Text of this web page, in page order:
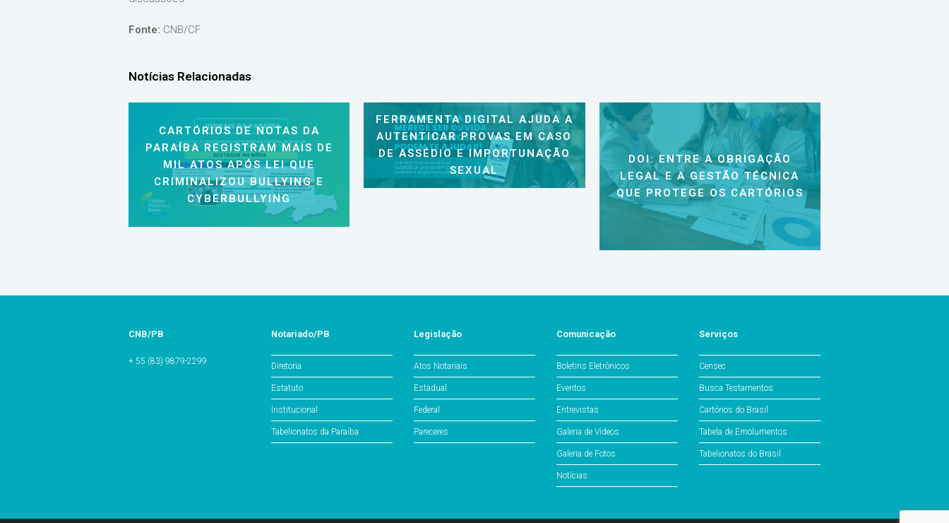
Fonte: CNB/CF
Notícias Relacionadas
CARTÓRIOS DE NOTAS DA
PARAÍBA REGISTRAM MAIS DE
MIL ATOS APÓS LEI QUE
CRIMINALIZOU BULLYING E
CYBERBULLYING
FERRAMENTA DIGITAL AJUDA A
AUTENTICAR PROVAS EM CASO
DE ASSÉDIO E IMPORTUNAÇÃO
SEXUAL
DOI: ENTRE A OBRIGAÇÃO
LEGAL E A GESTÃO TÉCNICA
QUE PROTEGE OS CARTÓRIOS
CNB/PB
+ 55 (83) 9879-2299
Notariado/PB
Diretoria
Estatuto
Institucional
Tabelionatos da Paraíba
Legislação
Atos Notariais
Estadual
Federal
Pareceres
Comunicação
Boletins Eletrônicos
Eventos
Entrevistas
Galeria de Vídeos
Galeria de Fotos
Notícias
Serviços
Censec
Busca Testamentos
Cartórios do Brasil
Tabela de Emolumentos
Tabelionatos do Brasil